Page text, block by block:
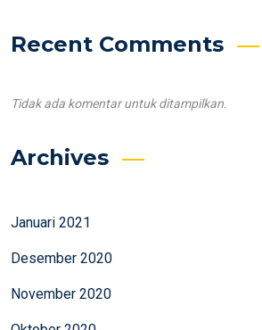
Recent Comments
Tidak ada komentar untuk ditampilkan.
Archives
Januari 2021
Desember 2020
November 2020